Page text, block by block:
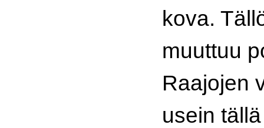
kova.
muuttuu
Raajojen
usein